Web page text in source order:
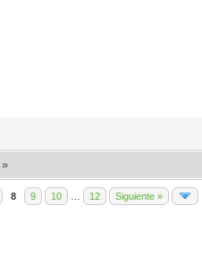
»
8 9 10 12 Siguiente »